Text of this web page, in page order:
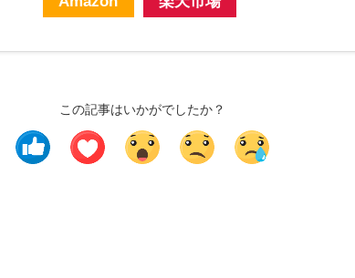
この記事はいかがでしたか？